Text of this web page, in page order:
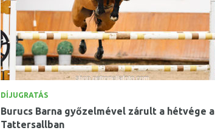
DÍJUGRATÁS
Burucs Barna győzelmével zárult a hétvége a
Tattersallban